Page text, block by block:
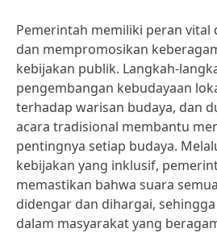
Pemerintah memiliki peran vital
dan mempromosikan
kebijakan publik. Langkah-
pengembangan kebudayaan
terhadap warisan budaya, dan
acara tradisional membantu
pentingnya setiap budaya.
kebijakan yang inklusif,
memastikan bahwa suara
didengar dan dihargai,
dalam masyarakat yang